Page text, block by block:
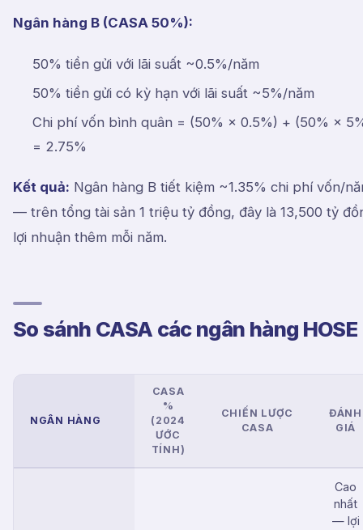
Ngân hàng B (CASA 50%):
50% tiền gửi với lãi suất ~0.5%/năm
50% tiền gửi có kỳ hạn với lãi suất ~5%/năm
Chi phí vốn bình quân = (50% × 0.5%) + (50% ×
= 2.75%
Kết quả: Ngân hàng B tiết kiệm ~1.35% chi phí vốn/
— trên tổng tài sản 1 triệu tỷ đồng, đây là 13,500 tỷ
lợi nhuận thêm mỗi năm.
So sánh CASA các ngân hàng HOSE
NGÂN HÀNG
CASA
%
(2024
ƯỚC
TÍNH)
CHIẾN LƯỢC
CASA
ĐÁNH
GIÁ
Cao
nhất
— lợi